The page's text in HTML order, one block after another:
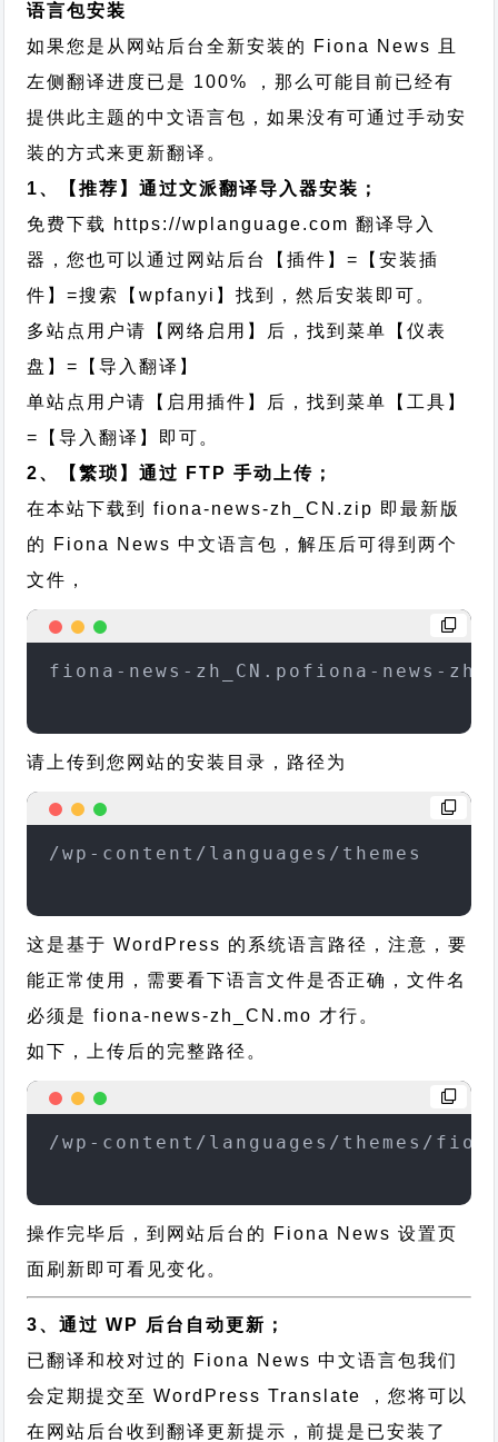
语言包安装
如果您是从网站后台全新安装的 Fiona News 且
左侧翻译进度已是 100% ，那么可能目前已经有
提供此主题的中文语言包，如果没有可通过手动安
装的方式来更新翻译。
1、【推荐】通过文派翻译导入器安装；
免费下载 https://wplanguage.com 翻译导入
器，您也可以通过网站后台【插件】=【安装插
件】=搜索【wpfanyi】找到，然后安装即可。
多站点用户请【网络启用】后，找到菜单【仪表
盘】=【导入翻译】
单站点用户请【启用插件】后，找到菜单【工具】
=【导入翻译】即可。
2、【繁琐】通过 FTP 手动上传；
在本站下载到fiona-news-zh_CN.zip 即最新版
的 Fiona News 中文语言包，解压后可得到两个
文件，
fiona-news-zh_CN.pofiona-news-
请上传到您网站的安装目录，路径为
/wp-content/languages/themes
这是基于 WordPress 的系统语言路径，注意，要
能正常使用，需要看下语言文件是否正确，文件名
必须是 fiona-news-zh_CN.mo 才行。
如下，上传后的完整路径。
/wp-content/languages/themes/
操作完毕后，到网站后台的 Fiona News 设置页
面刷新即可看见变化。
3、通过 WP 后台自动更新；
已翻译和校对过的 Fiona News 中文语言包我们
会定期提交至 WordPress Translate ，您将可以
在网站后台收到翻译更新提示，前提是已安装了